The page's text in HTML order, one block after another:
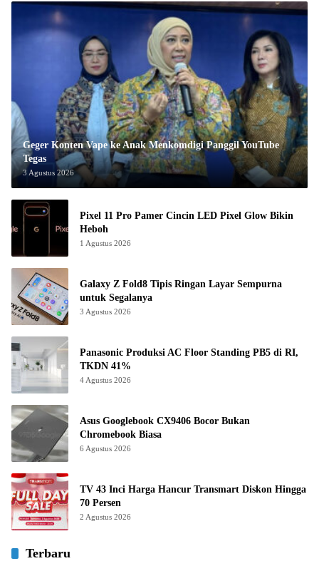
Geger Konten Vape ke Anak Menkomdigi Panggil YouTube
Tegas
3 Agustus 2026
Pixel 11 Pro Pamer Cincin LED Pixel Glow Bikin
Heboh
1 Agustus 2026
Galaxy Z Fold8 Tipis Ringan Layar Sempurna
untuk Segalanya
3 Agustus 2026
Panasonic Produksi AC Floor Standing PB5 di RI,
TKDN 41%
4 Agustus 2026
Asus Googlebook CX9406 Bocor Bukan
Chromebook Biasa
6 Agustus 2026
TV 43 Inci Harga Hancur Transmart Diskon Hingga
70 Persen
2 Agustus 2026
Terbaru